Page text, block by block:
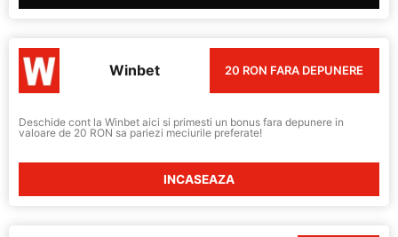
Winbet 20 RON FARA DEPUNERE
Deschide cont la Winbet aici si primesti un bonus fara depunere in
valoare de 20 RON sa pariezi meciurile preferate!
INCASEAZA